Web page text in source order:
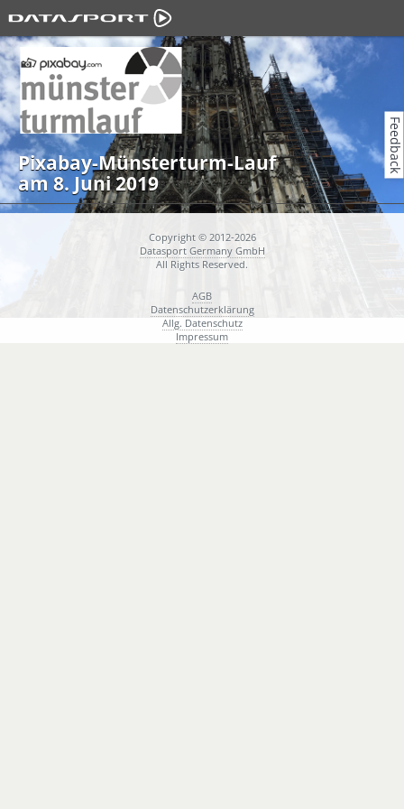
Pixabay-Münsterturm-Lauf
am 8. Juni 2019
Copyright © 2012-2026
Datasport Germany GmbH
All Rights Reserved.
AGB
Datenschutzerklärung
Allg. Datenschutz
Impressum
Feedback